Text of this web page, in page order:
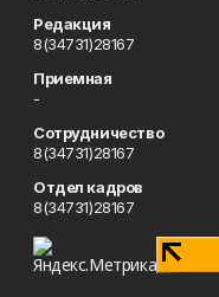
Редакция
8(34731)28167
Приемная
-
Сотрудничество
8(34731)28167
Отдел кадров
8(34731)28167